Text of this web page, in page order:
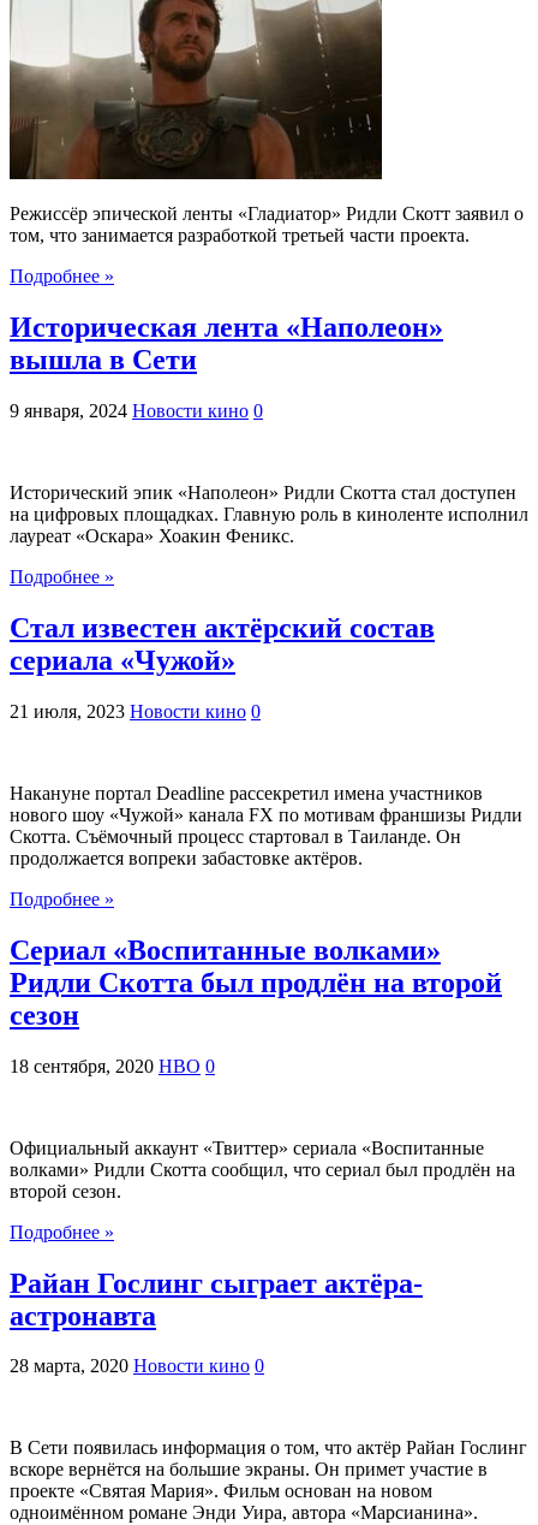
Режиссёр эпической ленты «Гладиатор» Ридли Скотт заявил о
том, что занимается разработкой третьей части проекта.
Подробнее »
Историческая лента «Наполеон»
вышла в Сети
9 января, 2024 Новости кино 0
Исторический эпик «Наполеон» Ридли Скотта стал доступен
на цифровых площадках. Главную роль в киноленте исполнил
лауреат «Оскара» Хоакин Феникс.
Подробнее »
Стал известен актёрский состав
сериала «Чужой»
21 июля, 2023 Новости кино 0
Накануне портал Deadline рассекретил имена участников
нового шоу «Чужой» канала FX по мотивам франшизы Ридли
Скотта. Съёмочный процесс стартовал в Таиланде. Он
продолжается вопреки забастовке актёров.
Подробнее »
Сериал «Воспитанные волками»
Ридли Скотта был продлён на второй
сезон
18 сентября, 2020 HBO 0
Официальный аккаунт «Твиттер» сериала «Воспитанные
волками» Ридли Скотта сообщил, что сериал был продлён на
второй сезон.
Подробнее »
Райан Гослинг сыграет актёра-
астронавта
28 марта, 2020 Новости кино 0
В Сети появилась информация о том, что актёр Райан Гослинг
вскоре вернётся на большие экраны. Он примет участие в
проекте «Святая Мария». Фильм основан на новом
одноимённом романе Энди Уира, автора «Марсианина».